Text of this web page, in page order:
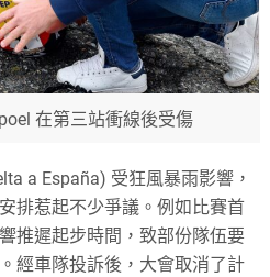
在第三站衝線後受傷
a España) 受狂風暴雨影響，
排惹起不少爭議。例如比賽首
推遲起步時間，致部份隊伍要
經車隊投訴後，大會取消了計